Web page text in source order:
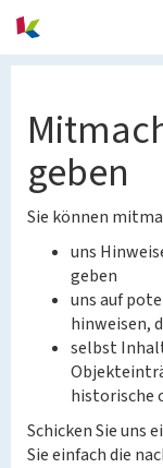
geben
Sie können
uns
geben
uns auf
hinweisen,
selbst
historische
Schicken Sie uns
Sie einfach die